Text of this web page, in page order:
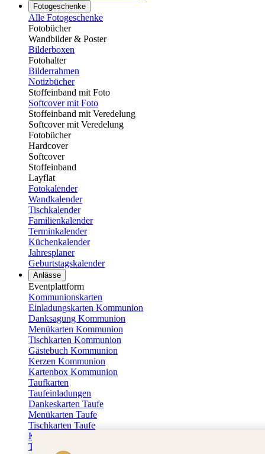
Fotogeschenke
Alle Fotogeschenke
Fotobücher
Wandbilder & Poster
Bilderboxen
Fotohalter
Bilderrahmen
Notizbücher
Stoffeinband mit Foto
Softcover mit Foto
Stoffeinband mit Veredelung
Softcover mit Veredelung
Fotobücher
Hardcover
Softcover
Stoffeinband
Layflat
Fotokalender
Wandkalender
Tischkalender
Familienkalender
Terminkalender
Küchenkalender
Jahresplaner
Geburtstagskalender
Anlässe
Eventplattform
Kommunionskarten
Einladungskarten Kommunion
Danksagung Kommunion
Menükarten Kommunion
Tischkarten Kommunion
Gästebuch Kommunion
Kerzen Kommunion
Kartenbox Kommunion
Taufkarten
Taufeinladungen
Dankeskarten Taufe
Menükarten Taufe
Tischkarten Taufe
Kirchenheft Taufe
Taufkerzen